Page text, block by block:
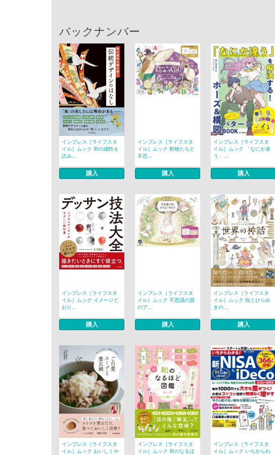
バックナンバー
インプレス［ライフスタ
イル］ムック 和の感性を
読み...
購入
インプレス［ライフスタ
イル］ムック 動物たちと
不思...
購入
インプレス［ライフスタ
イル］ムック 「なにか違
う」...
購入
インプレス［ライフスタ
イル］ムック イメージど
おり...
購入
インプレス［ライフスタ
イル］ムック 不思議の国
のア...
購入
インプレス［ライフスタ
イル］ムック 知とひらめ
きの...
購入
インプレス［ライフスタ
イル］ムック おいしくや
インプレス［ライフスタ
イル］ムック 和のなるほ
インプレス［ライフスタ
イル］ムック いちからわ